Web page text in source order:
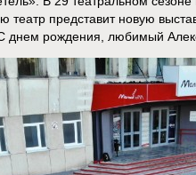
театр представит новую
днем рождения, любимый